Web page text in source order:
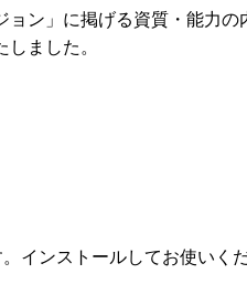
ン」に掲げる資質・能力
ました。
インストールしてお使いくだ